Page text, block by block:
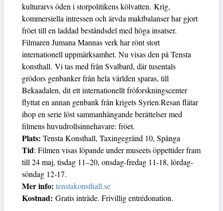
kulturarvs öden i storpolitikens kölvatten. Krig,
kommersiella intressen och ärvda maktbalanser har gjort
fröet till en laddad beståndsdel med höga insatser.
Filmaren Jumana Mannas verk har rönt stort
internationell uppmärksamhet. Nu visas den på Tensta
konsthall. Vi tas med från Svalbard, där tusentals
grödors genbanker från hela världen sparas, till
Bekaadalen, dit ett internationellt fröforskningscenter
flyttat en annan genbank från krigets Syrien.Resan flätar
ihop en serie löst sammanhängande berättelser med
filmens huvudrollsinnehavare: fröet.
Plats: Tensta Konsthall, Taxingegränd 10, Spånga
Tid: Filmen visas löpande under museets öppettider fram
till 24 maj, tisdag 11–20, onsdag-fredag 11-18, lördag-
söndag 12-17.
Mer info: tenstakonsthall.se
Kostnad: Gratis inträde. Frivillig entrédonation.